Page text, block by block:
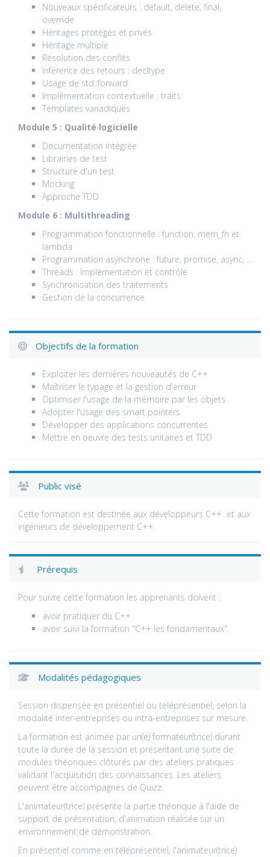
Nouveaux spécificateurs : default, delete, final,
override
Héritages protégés et privés
Héritage multiple
Résolution des conflits
Inférence des retours : decltype
Usage de std::forward
Implémentation contextuelle : traits
Templates variadiques
Module 5 : Qualité logicielle
Documentation intégrée
Librairies de test
Structure d'un test
Mocking
Approche TDD
Module 6 : Multithreading
Programmation fonctionnelle : function, mem_fn et
lambda
Programmation asynchrone : future, promise, async, ...
Threads : Implémentation et contrôle
Synchronisation des traitements
Gestion de la concurrence
Objectifs de la formation
Exploiter les dernières nouveautés de C++
Maîtriser le typage et la gestion d'erreur
Optimiser l'usage de la mémoire par les objets
Adopter l'usage des smart pointers
Développer des applications concurrentes
Mettre en oeuvre des tests unitaires et TDD
Public visé
Cette formation est destinée aux développeurs C++ et aux
ingénieurs de développement C++.
Prérequis
Pour suivre cette formation les apprenants doivent :
avoir pratiquer du C++
avoir suivi la formation "C++ les fondamentaux".
Modalités pédagogiques
Session dispensée en présentiel ou téléprésentiel, selon la
modalité inter-entreprises ou intra-entreprises sur mesure.
La formation est animée par un(e) formateur(trice) durant
toute la durée de la session et présentant une suite de
modules théoriques clôturés par des ateliers pratiques
validant l'acquisition des connaissances. Les ateliers
peuvent être accompagnés de Quizz.
L'animateur(trice) présente la partie théorique à l'aide de
support de présentation, d'animation réalisée sur un
environnement de démonstration.
En présentiel comme en téléprésentiel, l'animateur(trice)